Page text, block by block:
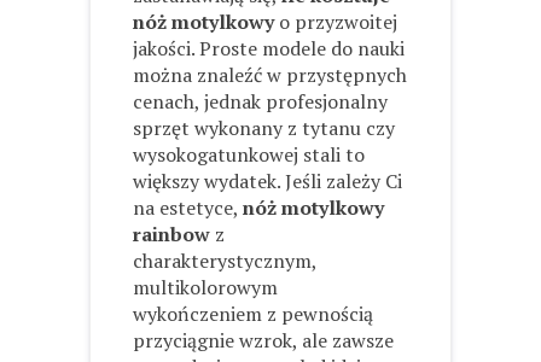
nóż motylkowyo przyzwoitej
jakości. Proste modele do nauki
można znaleźć w przystępnych
cenach, jednak profesjonalny
sprzęt wykonany z tytanu czy
wysokogatunkowej stali to
większy wydatek. Jeśli zależy Ci
na estetyce, nóż motylkowy
rainbow z
charakterystycznym,
multikolorowym
wykończeniem z pewnością
przyciągnie wzrok, ale zawsze